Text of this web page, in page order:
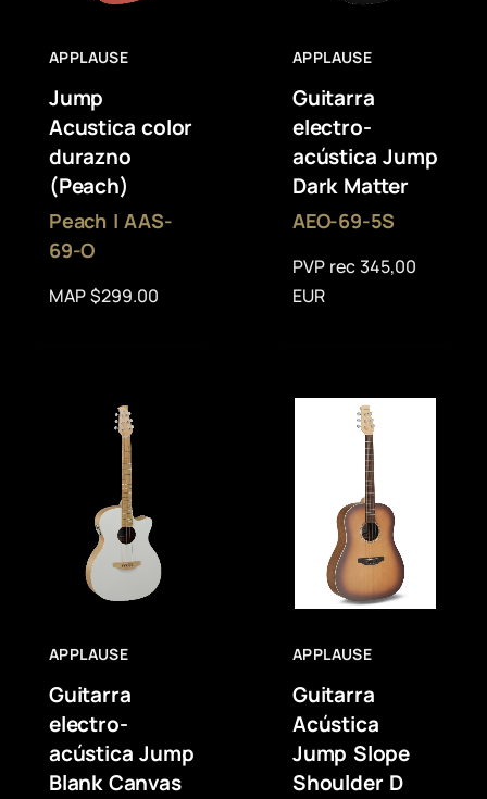
APPLAUSE
Jump
Acustica color
durazno
(Peach)
Peach | AAS-
69-O
MAP $299.00
APPLAUSE
Guitarra
electro-
acústica Jump
Dark Matter
AEO-69-5S
PVP rec 345,00
EUR
APPLAUSE
Guitarra
electro-
acústica Jump
Blank Canvas
APPLAUSE
Guitarra
Acústica
Jump Slope
Shoulder D